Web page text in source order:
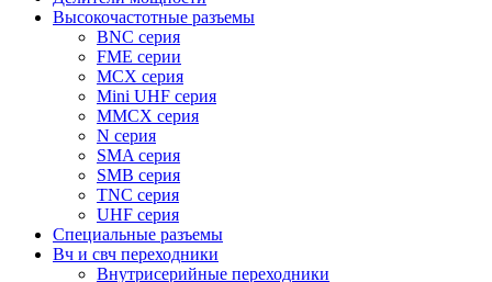
Высокочастотные разъемы
BNC серия
FME серии
MCX серия
Mini UHF серия
MMCX серия
N серия
SMA серия
SMB серия
TNC серия
UHF серия
Специальные разъемы
Вч и свч переходники
Внутрисерийные переходники